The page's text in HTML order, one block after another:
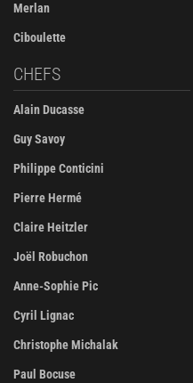
Merlan
Ciboulette
CHEFS
Alain Ducasse
Guy Savoy
Philippe Conticini
Pierre Hermé
Claire Heitzler
Joël Robuchon
Anne-Sophie Pic
Cyril Lignac
Christophe Michalak
Paul Bocuse